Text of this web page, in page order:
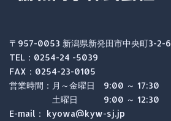
〒957-0053 新潟県新発田市中央町3-2-6
TEL：0254-24 -5039
FAX：0254-23-0105
営業時間：月～金曜日 9:00 ～ 17:30
土曜日 9:00 ～ 12:30
E-mail： kyowa@kyw-sj.jp